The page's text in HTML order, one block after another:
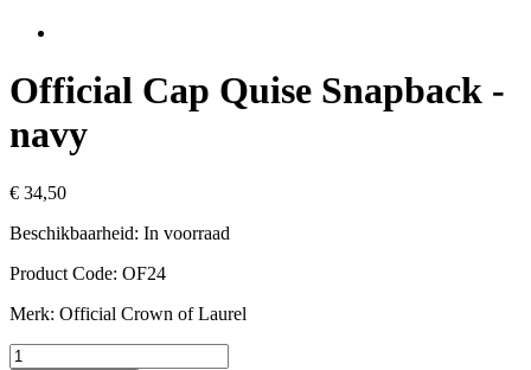
Official Cap Quise Snapback -
navy
€ 34,50
Beschikbaarheid: In voorraad
Product Code: OF24
Merk: Official Crown of Laurel